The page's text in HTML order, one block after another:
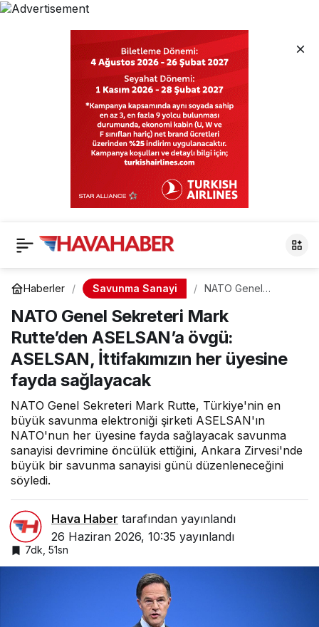
Haberler Savunma Sanayi
NATO Genel
Rutte’den
ASELSAN’a övgü:
ASELSAN,
İttifakımızın her
üyesine fayda
NATO Genel Sekreteri Mark
Rutte’den ASELSAN’a övgü:
ASELSAN, İttifakımızın her üyesine
fayda sağlayacak
NATO Genel Sekreteri Mark Rutte, Türkiye'nin en
büyük savunma elektroniği şirketi ASELSAN'ın
NATO'nun her üyesine fayda sağlayacak savunma
sanayisi devrimine öncülük ettiğini, Ankara Zirvesi'nde
büyük bir savunma sanayisi günü düzenleneceğini
söyledi.
Hava Haber tarafından yayınlandı
26 Haziran 2026, 10:35 yayınlandı
7dk, 51sn